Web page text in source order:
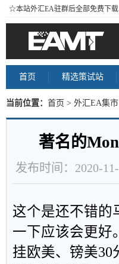
☆本站外汇EA驻群后全部免费下载
首页 精选策试站
当前位置： 首页 > 外汇EA集市
著名的
发布时间：2020-
这个是还不错的
一下应该会更好。
挂欧美、镑美30